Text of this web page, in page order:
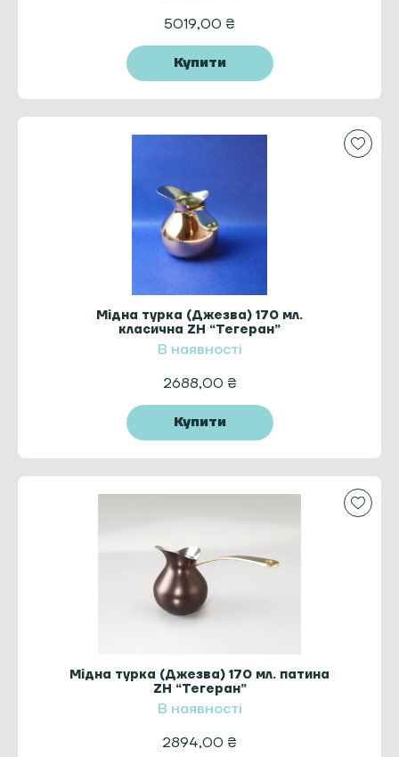
5019,00 ₴
Купити
Мідна турка (Джезва) 170 мл.
класична ZH “Тегеран”
В наявності
2688,00 ₴
Купити
Мідна турка (Джезва) 170 мл. патина
ZH “Тегеран”
В наявності
2894,00 ₴